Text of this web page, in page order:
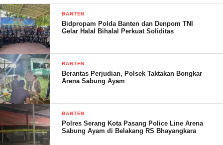
pembukaan akses jalan maupun pembuatan jembatan, bahkan
perehaban rutilahu.
” Alhamdulillah, sampai dengan hari ini seluruh kegiatan
TMMD, meliputi sasaran fisik maupun non fisik dapat berjalan
dengan baik. Tentunya semua tidak terlepas dari peran serta
seluruh masyarakat, yang ikut serta dalam mendukung program
ini. Sehingga tetap terjalin kedekatan antara TNI dengan
masyarakat, agar selalu tercipta kemanunggalan antara TNI
Dengan Rakyat,” jelasnya.
BANTEN
Bidpropam Polda Banten dan Denpom TNI
Gelar Halal Bihalal Perkuat Soliditas
BANTEN
Berantas Perjudian, Polsek Taktakan Bongkar
Arena Sabung Ayam
BANTEN
Polres Serang Kota Pasang Police Line Arena
Sabung Ayam di Belakang RS Bhayangkara